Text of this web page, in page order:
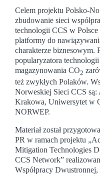
Celem projektu Polsko-
zbudowanie sieci
technologii CCS w
platformy do
charakterze biznesowym.
popularyzatora
magazynowania CO2
też zwykłych Polaków.
Norweskiej Sieci CCS
Krakowa, Uniwersytet w
NORWEP.
Materiał został
PR w ramach projektu
Mitigation Technologies
CCS Network”
Współpracy